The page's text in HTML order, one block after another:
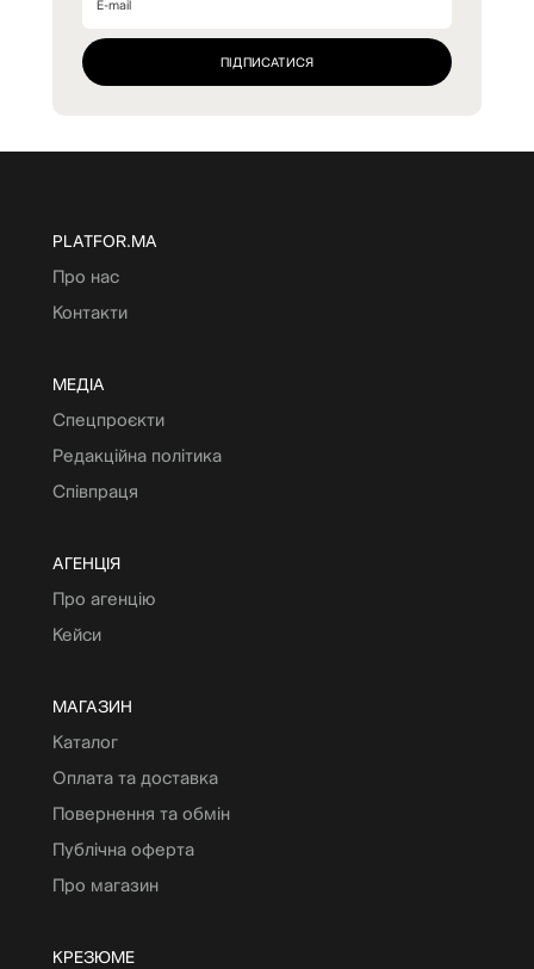
PLATFOR.MA
Про нас
Контакти
МЕДІА
Спецпроєкти
Редакційна політика
Співпраця
АГЕНЦІЯ
Про агенцію
Кейси
МАГАЗИН
Каталог
Оплата та доставка
Повернення та обмін
Публічна оферта
Про магазин
КРЕЗЮМЕ